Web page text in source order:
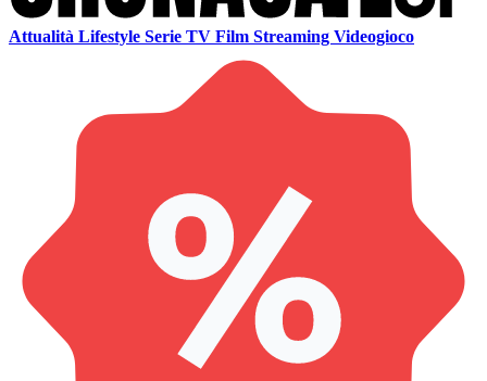
Attualità Lifestyle Serie TV Film Streaming Videogioco